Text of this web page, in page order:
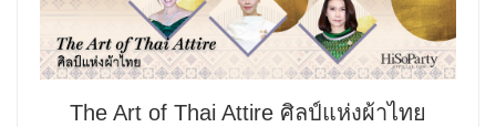
The Art of Thai Attire ศิลป์แห่งผ้าไทย